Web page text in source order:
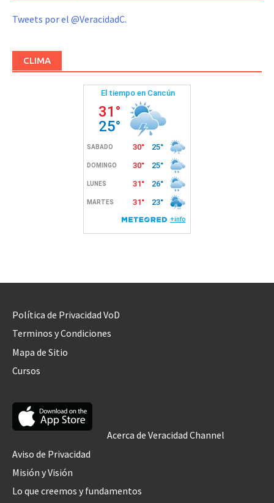
Tweets por el @VeracidadC.
CLIMA
Política de Privacidad VoD
Terminos y Condiciones
Mapa de Sitio
Cursos
Acerca de Veracidad Channel
Aviso de Privacidad
Misión y Visión
Lo que creemos y fundamentos